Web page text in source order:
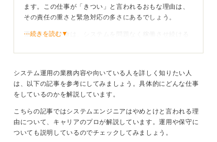
ます。この仕事が「きつい」と言われるおもな理由は、
その責任の重さと緊急対応の多さにあるでしょう。
運用保守の使命は、システムを問題なく稼働させ続ける
に不可欠なシステムで障害が起きた場合、昼夜を問わ
す。
こうした予期せぬ事態に冷静かつ柔軟に対応する力や、
ょう。
職種ごとの適性を見極めるのが重要！ 自分に合った
⋯続きを読む▼
システム運用の業務内容や向いている人を詳しく知りたい人
は、以下の記事を参考にしてみましょう。具体的にどんな仕事
をしているのかを解説しています。
こちらの記事ではシステムエンジニアはやめとけと言われる理
由について、キャリアのプロが解説しています。運用や保守に
ついても説明しているのでチェックしてみましょう。